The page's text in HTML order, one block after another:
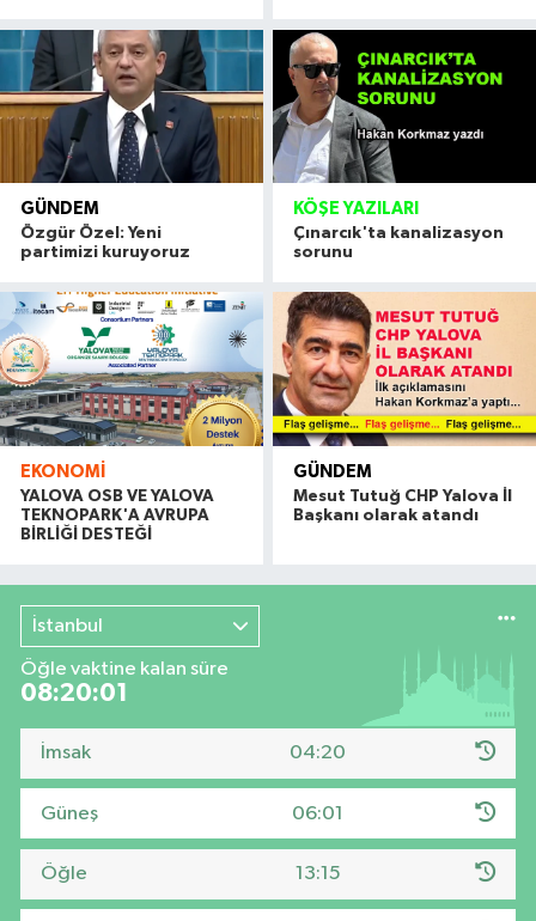
GÜNDEM
Özgür Özel: Yeni
partimizi kuruyoruz
KÖŞE YAZILARI
Çınarcık'ta kanalizasyon
sorunu
EKONOMI
YALOVA OSB VE YALOVA
TEKNOPARK'A AVRUPA
BİRLİĞİ DESTEĞİ
GÜNDEM
Mesut Tutuğ CHP Yalova İl
Başkanı olarak atandı
İstanbul
Öğle vaktine kalan süre
08:20:00
İmsak 04:20
Güneş 06:01
Öğle 13:15